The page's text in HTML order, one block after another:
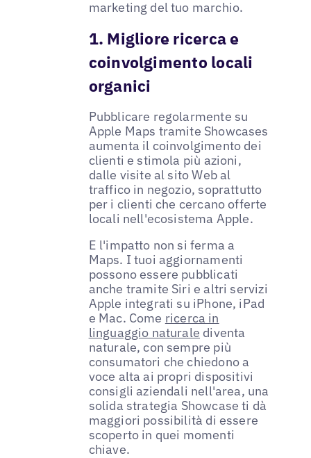
marketing del tuo marchio.
1. Migliore ricerca e
coinvolgimento locali
organici
Pubblicare regolarmente su
Apple Maps tramite Showcases
aumenta il coinvolgimento dei
clienti e stimola più azioni,
dalle visite al sito Web al
traffico in negozio, soprattutto
per i clienti che cercano offerte
locali nell'ecosistema Apple.
E l'impatto non si ferma a
Maps. I tuoi aggiornamenti
possono essere pubblicati
anche tramite Siri e altri servizi
Apple integrati su iPhone, iPad
e Mac. Come ricerca in
linguaggio naturale diventa
naturale, con sempre più
consumatori che chiedono a
voce alta ai propri dispositivi
consigli aziendali nell'area, una
solida strategia Showcase ti dà
maggiori possibilità di essere
scoperto in quei momenti
chiave.